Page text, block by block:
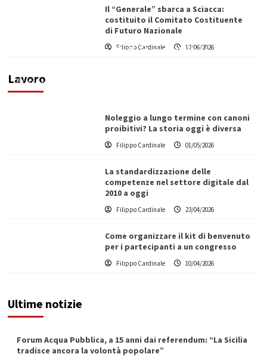
Il “Generale” sbarca a Sciacca:
costituito il Comitato Costituente
di Futuro Nazionale
Filippo Cardinale 12/06/2026
Lavoro
Vino in Italia: il giro d’affari contribuisce
Filippo Cardinale
Noleggio a lungo termine con canoni
proibitivi? La storia oggi è diversa
Filippo Cardinale 01/05/2026
La standardizzazione delle
competenze nel settore digitale dal
2010 a oggi
Filippo Cardinale 23/04/2026
Come organizzare il kit di benvenuto
per i partecipanti a un congresso
Filippo Cardinale 10/04/2026
Ultime notizie
Forum Acqua Pubblica, a 15 anni dai referendum: “La Sicilia
tradisce ancora la volontà popolare”